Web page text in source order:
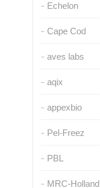
Echelon
Cape Cod
aves labs
aqix
appexbio
Pel-Freez
PBL
MRC-Holland